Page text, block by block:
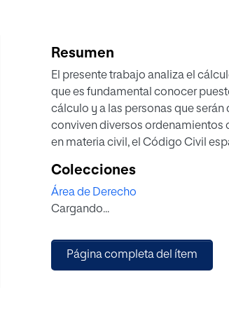
Resumen
El presente trabajo analiza el
que es fundamental conocer
cálculo y a las personas que
conviven diversos ordenamientos
en materia civil, el Código Civil
la vecindad civil del causante,
otra (estatal o autonómica). En
Código Civil de Cataluña.
Colecciones
Área de Derecho
Cargando...
Página completa del ítem